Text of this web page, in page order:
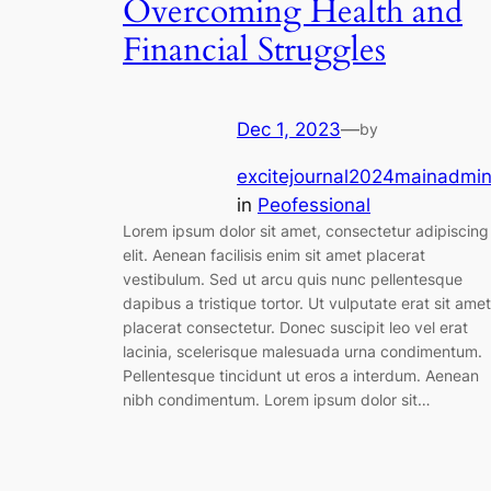
Overcoming Health and
Financial Struggles
Dec 1, 2023—by
excitejournal2024mainadmin
in Peofessional
Lorem ipsum dolor sit amet, consectetur adipiscing
elit. Aenean facilisis enim sit amet placerat
vestibulum. Sed ut arcu quis nunc pellentesque
dapibus a tristique tortor. Ut vulputate erat sit amet
placerat consectetur. Donec suscipit leo vel erat
lacinia, scelerisque malesuada urna condimentum.
Pellentesque tincidunt ut eros a interdum. Aenean
nibh condimentum. Lorem ipsum dolor sit…